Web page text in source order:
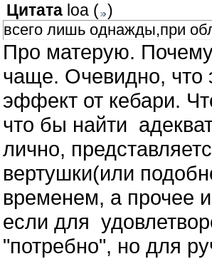
Цитата loa ( )
всего лишь однажды,при
Про матерую.
чаще. Очевидно, что
эффект от кебари.
что бы найти
лично,
вертушки(или
временем, а прочее
если для
"потребно", но для